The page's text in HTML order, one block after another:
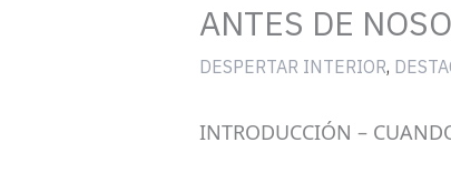
ANTES DE
DESPERTAR INTERIOR,
INTRODUCCIÓN –